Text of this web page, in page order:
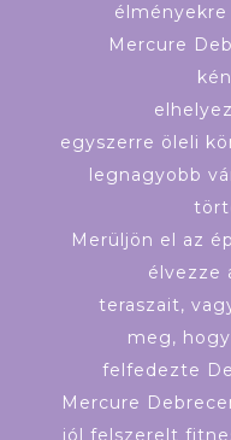
Mercure
egyszerre öleli
legnagyobb
Merüljön el az
élvezze
teraszait,
meg,
felfedezte
Mercure
jól felszerelt